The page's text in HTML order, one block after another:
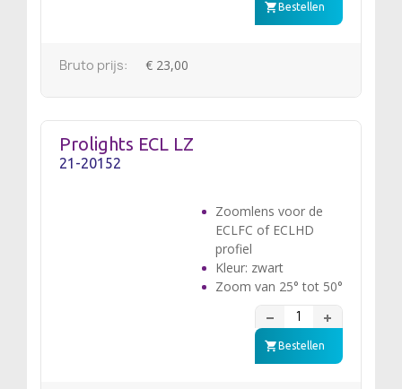
Bestellen
Bruto prijs: € 23,00
Prolights ECL LZ
21-20152
Zoomlens voor de
ECLFC of ECLHD
profiel
Kleur: zwart
Zoom van 25° tot 50°
Bestellen